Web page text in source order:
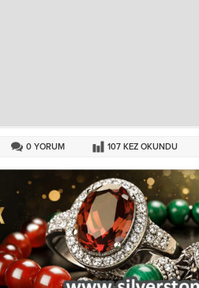
0 YORUM 107 KEZ OKUNDU